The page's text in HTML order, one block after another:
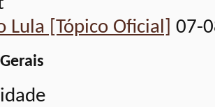
Lula [Tópico Oficial]
07-